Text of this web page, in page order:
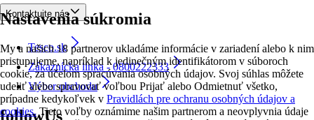
Nastavenia súkromia
My a našich 18 partnerov ukladáme informácie v zariadení alebo k nim
pristupujeme, napríklad k jedinečným identifikátorom v súboroch
cookie, za účelom spracúvania osobných údajov. Svoj súhlas môžete
udeliť alebo spravovať voľbou Prijať alebo Odmietnuť všetko,
prípadne kedykoľvek v Pravidlách pre ochranu osobných údajov a
cookies. Tieto voľby oznámime našim partnerom a neovplyvnia údaje
Kontaktujte nás
Tesco.sk
Zákaznícka linka - 0800222333
Výber obchodu
followUs